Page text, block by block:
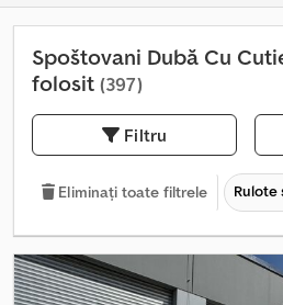
Spoštovani Dubă Cu
folosit (397)
Filtru
Eliminați toate filtrele Rulote